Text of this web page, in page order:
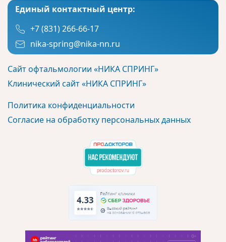
Единый контактный центр:
+7 (831) 266-66-17
nika-spring@nika-nn.ru
Сайт офтальмологии «НИКА СПРИНГ»
Клинический сайт «НИКА СПРИНГ»
Политика конфиденциальности
Согласие на обработку персональных данных